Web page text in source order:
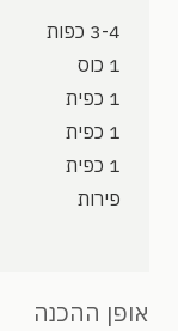
3-4 כפות
1 כוס
1 כפית
1 כפית
1 כפית
פירות
אופן ההכנה